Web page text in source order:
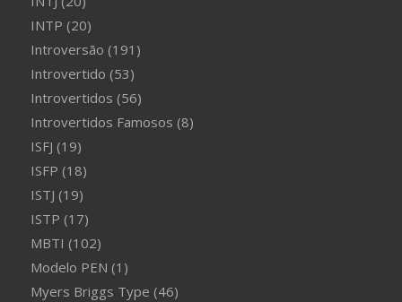
INTP (20)
Introversão (191)
Introvertido (53)
Introvertidos (56)
Introvertidos Famosos (8)
ISFJ (19)
ISFP (18)
ISTJ (19)
ISTP (17)
MBTI (102)
Modelo PEN (1)
Myers Briggs Type (46)